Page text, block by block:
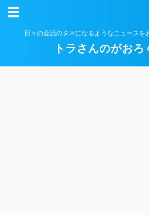
日々の会話のタネになるようなニュースを
トラさんのがおろ